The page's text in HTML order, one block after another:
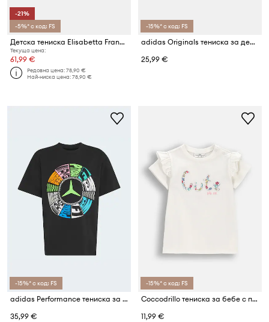
-21%
-5%* с код: FS
Детска тениска Elisabetta Franchi
Текуща цена:
61,99 €
Редовна цена:78,90 €
Най-ниска цена:78,90 €
-15%* с код: FS
adidas Originals тениска за деца от памук
25,99 €
-15%* с код: FS
adidas Performance тениска за деца от памук MERCEDES
35,99 €
-15%* с код: FS
Coccodrillo тениска за бебе с памук
11,99 €